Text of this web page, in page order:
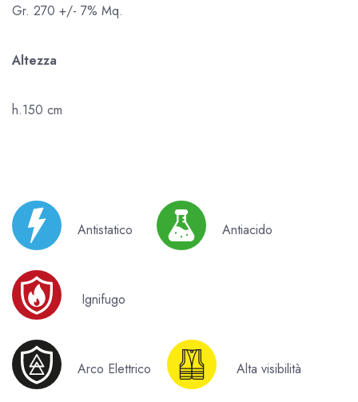
Gr. 270 +/- 7% Mq.
Altezza
h.150 cm
Antistatico Antiacido
Ignifugo
Arco Elettrico Alta visibilità